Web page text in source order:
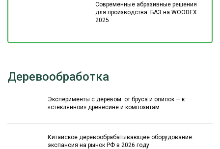
Современные абразивные решения
для производства: БАЗ на WOODEX
2025
Деревообработка
Эксперименты с деревом: от бруса и опилок — к
«стеклянной» древесине и композитам
Китайское деревообрабатывающее оборудование:
экспансия на рынок РФ в 2026 году